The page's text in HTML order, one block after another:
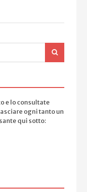
e lo consultate
ogni tanto un
qui sotto: